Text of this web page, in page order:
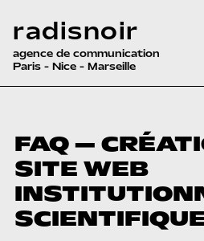
radisnoir
agence de communication
Paris - Nice - Marseille
FAQ —
SITE WEB